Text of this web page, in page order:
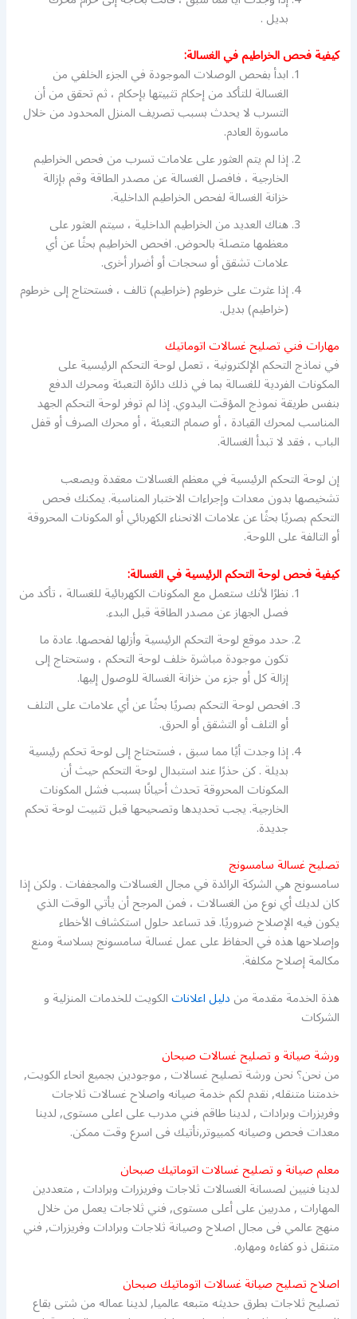
بديل .
كيفية فحص الخراطيم في الغسالة:
ابدأ بفحص الوصلات الموجودة في الجزء الخلفي من
الغسالة للتأكد من إحكام تثبيتها بإحكام ، ثم تحقق من أن
التسرب لا يحدث بسبب تصريف المنزل المحدود من خلال
ماسورة العادم.
إذا لم يتم العثور على علامات تسرب من فحص الخراطيم
الخارجية ، فافصل الغسالة عن مصدر الطاقة وقم بإزالة
خزانة الغسالة لفحص الخراطيم الداخلية.
هناك العديد من الخراطيم الداخلية ، سيتم العثور على
معظمها متصلة بالحوض. افحص الخراطيم بحثًا عن أي
علامات تشقق أو سحجات أو أضرار أخرى.
إذا عثرت على خرطوم (خراطيم) تالف ، فستحتاج إلى خرطوم
(خراطيم) بديل.
مهارات فني تصليح غسالات اتوماتيك
في نماذج التحكم الإلكترونية ، تعمل لوحة التحكم الرئيسية على
المكونات الفردية للغسالة بما في ذلك دائرة التعبئة ومحرك الدفع
بنفس طريقة نموذج المؤقت اليدوي. إذا لم توفر لوحة التحكم الجهد
المناسب لمحرك القيادة ، أو صمام التعبئة ، أو محرك الصرف أو قفل
الباب ، فقد لا تبدأ الغسالة.
إن لوحة التحكم الرئيسية في معظم الغسالات معقدة ويصعب
تشخيصها بدون معدات وإجراءات الاختبار المناسبة. يمكنك فحص
التحكم بصريًا بحثًا عن علامات الانحناء الكهربائي أو المكونات المحروقة
أو التالفة على اللوحة.
كيفية فحص لوحة التحكم الرئيسية في الغسالة:
نظرًا لأنك ستعمل مع المكونات الكهربائية للغسالة ، تأكد من
فصل الجهاز عن مصدر الطاقة قبل البدء.
حدد موقع لوحة التحكم الرئيسية وأزلها لفحصها. عادة ما
تكون موجودة مباشرة خلف لوحة التحكم ، وستحتاج إلى
إزالة كل أو جزء من خزانة الغسالة للوصول إليها.
افحص لوحة التحكم بصريًا بحثًا عن أي علامات على التلف
أو التلف أو التشقق أو الحرق.
إذا وجدت أيًا مما سبق ، فستحتاج إلى لوحة تحكم رئيسية
بديلة . كن حذرًا عند استبدال لوحة التحكم حيث أن
المكونات المحروقة تحدث أحيانًا بسبب فشل المكونات
الخارجية. يجب تحديدها وتصحيحها قبل تثبيت لوحة تحكم
جديدة.
تصليح غسالة سامسونج
سامسونج هي الشركة الرائدة في مجال الغسالات والمجففات . ولكن إذا
كان لديك أي نوع من الغسالات ، فمن المرجح أن يأتي الوقت الذي
يكون فيه الإصلاح ضروريًا. قد تساعد حلول استكشاف الأخطاء
وإصلاحها هذه في الحفاظ على عمل غسالة سامسونج بسلاسة ومنع
مكالمة إصلاح مكلفة.
هذة الخدمة مقدمة مندليل اعلاناتالكويت للخدمات المنزلية و
الشركات
ورشة صيانة و تصليح غسالات صبحان
من نحن؟ نحن ورشة تصليح غسالات , موجودين بجميع انحاء الكويت,
خدمتنا متنقله, نقدم لكم خدمة صيانه واصلاح غسالات ثلاجات
وفريزرات وبرادات , لدينا طاقم فني مدرب على اعلى مستوى, لدينا
معدات فحص وصيانه كمبيوتر,نأتيك فى اسرع وقت ممكن.
معلم صيانة و تصليح غسالات اتوماتيك صبحان
لدينا فنيين لصسانة الغسالات ثلاجات وفريزرات وبرادات , متعددين
المهارات , مدربين على أعلى مستوى, فني ثلاجات يعمل من خلال
منهج عالمي فى مجال اصلاح وصيانة ثلاجات وبرادات وفريزرات, فني
متنقل ذو كفاءه ومهاره.
اصلاح تصليح صيانة غسالات اتوماتيك صبحان
تصليح ثلاجات بطرق حديثه متبعه عالميا, لدينا عماله من شتى بقاع